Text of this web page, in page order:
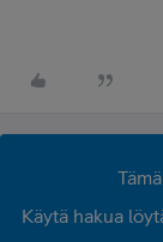
Käytä hakua